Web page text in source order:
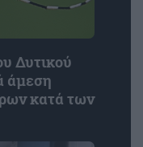
Δυτικού
άμεση
κατά των